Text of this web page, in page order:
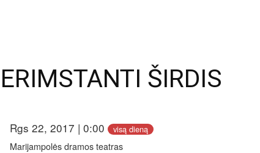
ŠIRDIS
Rgs 22, 2017 | 0:00 visą dieną
Marijampolės dramos teatras